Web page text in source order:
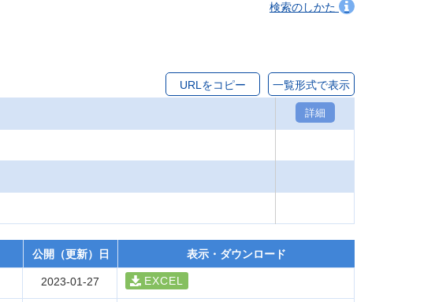
検索のしかた
URLをコピー 一覧形式で表示
詳細
公開（更新）日 表示・ダウンロード
2023-01-27 EXCEL